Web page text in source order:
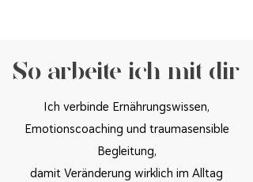
So arbeite ich mit dir
Ich verbinde Ernährungswissen,
Emotionscoaching und traumasensible
Begleitung,
damit Veränderung wirklich im Alltag